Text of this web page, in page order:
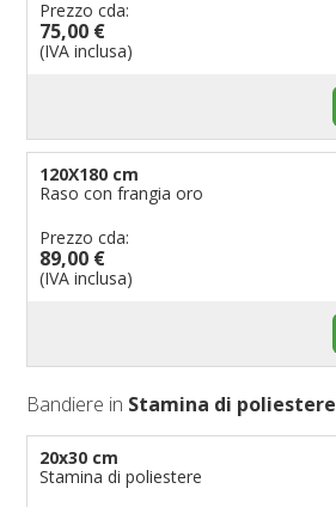
Prezzo cda:
75,00 €
(IVA inclusa)
120X180 cm
Raso con frangia oro
Prezzo cda:
89,00 €
(IVA inclusa)
Bandiere in Stamina di poliestere
20x30 cm
Stamina di poliestere